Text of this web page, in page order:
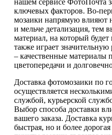
ключевых факторов. Во-
мозаики напрямую влияют
и мельче детализация, тем
материал, на который
также играет
– качественные материалы
цветопередачи и
Доставка фотомозаики по
осуществляется
службой, курьерской
Выбор способа доставки
вашего заказа. Доставка
быстрая, но и более